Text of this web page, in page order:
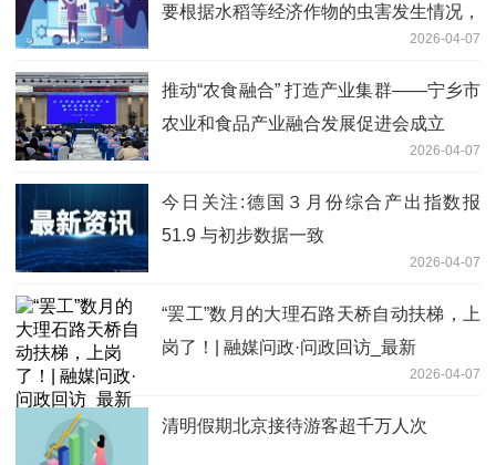
要根据水稻等经济作物的虫害发生情况，
主要出货旺季在每年6月份之前_独家焦
点
2026-04-07
推动“农食融合” 打造产业集群——宁乡市
农业和食品产业融合发展促进会成立
2026-04-07
今日关注:德国３月份综合产出指数报
51.9 与初步数据一致
2026-04-07
“罢工”数月的大理石路天桥自动扶梯，上
岗了！| 融媒问政·问政回访_最新
2026-04-07
清明假期北京接待游客超千万人次